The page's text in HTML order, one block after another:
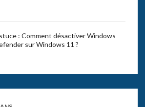
: Comment désactiver Windows
sur Windows 11 ?